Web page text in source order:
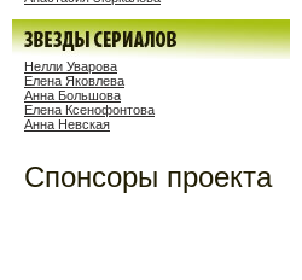
Нелли Уварова
Елена Яковлева
Анна Большова
Елена Ксенофонтова
Анна Невская
Спонсоры проекта